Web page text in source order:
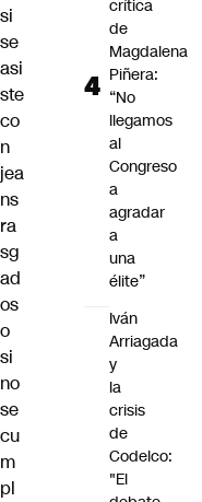
si
se
asi
ste
co
n
jea
ns
ra
sg
ad
os
o
si
no
se
cu
m
pl
crítica
de
Magdalena
Piñera:
“No
llegamos
al
Congreso
a
agradar
a
una
élite”
Iván
Arriagada
y
la
crisis
de
Codelco:
"El